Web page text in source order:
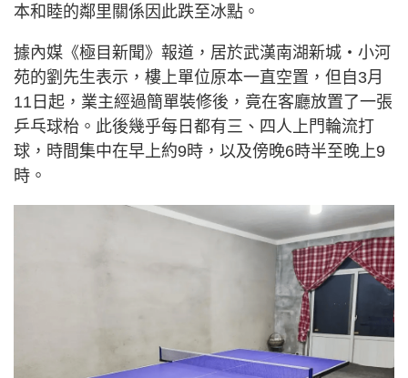
本和睦的鄰里關係因此跌至冰點。
據內媒《極目新聞》報道，居於武漢南湖新城‧小河
苑的劉先生表示，樓上單位原本一直空置，但自3月
11日起，業主經過簡單裝修後，竟在客廳放置了一張
乒乓球枱。此後幾乎每日都有三、四人上門輪流打
球，時間集中在早上約9時，以及傍晚6時半至晚上9
時。